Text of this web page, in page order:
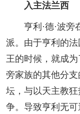
入主法兰西
亨利·德·波旁
派。由于亨利的
王的时候，就成
旁家族的其他分
坛，与以天主教
争。导致亨利无